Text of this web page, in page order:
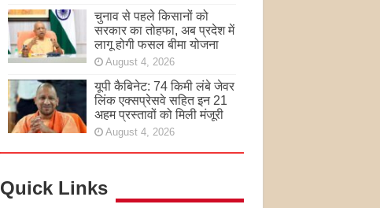
चुनाव से पहले किसानों को
सरकार का तोहफा, अब प्रदेश में
लागू होगी फसल बीमा योजना
August 4, 2026
यूपी कैबिनेट: 74 किमी लंबे जेवर
लिंक एक्सप्रेसवे सहित इन 21
अहम प्रस्तावों को मिली मंजूरी
August 4, 2026
Quick Links